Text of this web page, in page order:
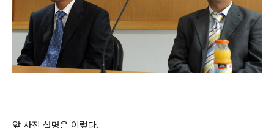
앞 사진 설명은 이렇다.